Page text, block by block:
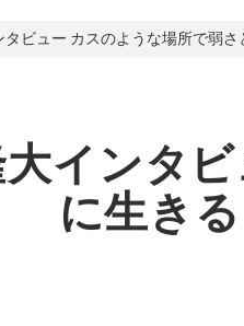
タビュー カスのような場所で弱
インタ
に生き